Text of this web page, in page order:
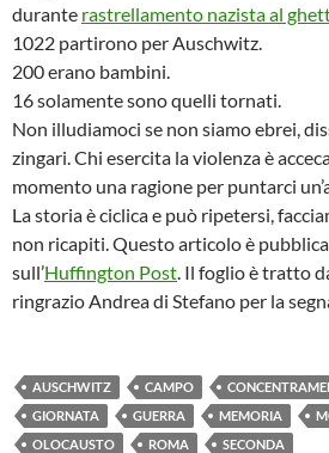
durante rastrellamento nazista al
1022 partirono per Auschwitz.
200 erano bambini.
16 solamente sono quelli tornati.
Non illudiamoci se non siamo ebrei,
zingari. Chi esercita la violenza è
momento una ragione per puntarci
La storia è ciclica e può ripetersi,
non ricapiti. Questo articolo è
sull’Huffington Post. Il foglio è tratto
ringrazio Andrea di Stefano per la
AUSCHWITZ CAMPO
GIORNATA
GUERRA MEMORIA
OLOCAUSTO
ROMA SECONDA